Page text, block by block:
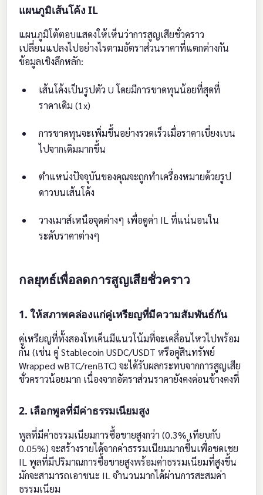
แผนภูมิเส้นโค้ง IL
แผนภูมิโต้ตอบแสดงให้เห็นว่าการสูญเสียชั่วคราว
เปลี่ยนแปลงไปอย่างไรตามอัตราส่วนราคาที่แตกต่างกัน
ข้อมูลเชิงลึกหลัก:
เส้นโค้งเป็นรูปตัว U โดยมีการขาดทุนน้อยที่สุดที่
ราคาเดิม (1x)
การขาดทุนจะเพิ่มขึ้นอย่างรวดเร็วเมื่อราคาเบี่ยงเบน
ไปจากเดิมมากขึ้น
ตำแหน่งปัจจุบันของคุณจะถูกทำเครื่องหมายด้วยรูป
ดาวบนเส้นโค้ง
วางเมาส์เหนือจุดต่างๆ เพื่อดูค่า IL ที่แน่นอนใน
ระดับราคาต่างๆ
กลยุทธ์เพื่อลดการสูญเสียชั่วคราว
1. ให้สภาพคล่องแก่คู่เหรียญที่มีความสัมพันธ์กัน
คู่เหรียญที่ทั้งสองโทเค็นมีแนวโน้มที่จะเคลื่อนไหวไปพร้อม
กัน (เช่น คู่ Stablecoin USDC/USDT หรือคู่สินทรัพย์
Wrapped wBTC/renBTC) จะได้รับผลกระทบจากการสูญเสีย
ชั่วคราวน้อยมาก เนื่องจากอัตราส่วนราคายังคงค่อนข้างคงที่
2. เลือกพูลที่มีค่าธรรมเนียมสูง
พูลที่มีค่าธรรมเนียมการซื้อขายสูงกว่า (0.3% เทียบกับ
0.05%) จะสร้างรายได้จากค่าธรรมเนียมมากขึ้นเพื่อชดเชย
IL พูลที่มีปริมาณการซื้อขายสูงพร้อมค่าธรรมเนียมที่สูงขึ้น
มักจะสามารถเอาชนะ IL จำนวนมากได้ผ่านการสะสมค่า
ธรรมเนียม